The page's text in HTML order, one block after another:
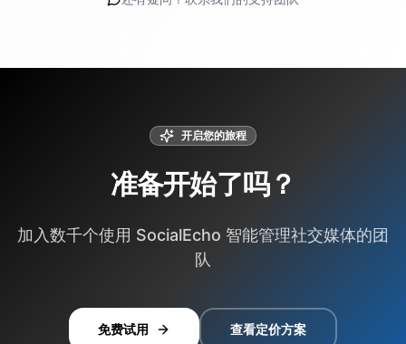
开启您的旅程
准备开始了吗？
加入数千个使用 SocialEcho 智能管理社交媒体的团
队
免费试用 查看定价方案